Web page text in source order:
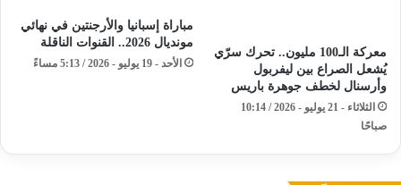
معركة الـ100 مليون.. تحرك سرّي
يُشعل الصراع بين ليفربول
وأرسنال لخطف جوهرة باريس
الثلاثاء - 21 يوليو - 2026 / 10:14
صباحًا
مباراة إسبانيا والأرجنتين في نهائي
مونديال 2026.. القنوات الناقلة
الأحد - 19 يوليو - 2026 / 5:13 مساءً